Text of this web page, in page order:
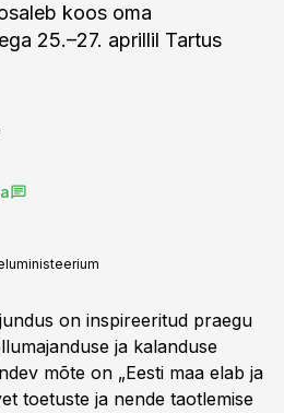
koos oma
25.–27. aprillil Tartus
on inspireeritud praegu
ja kalanduse
mõte on „Eesti maa elab ja
toetuste ja nende taotlemise